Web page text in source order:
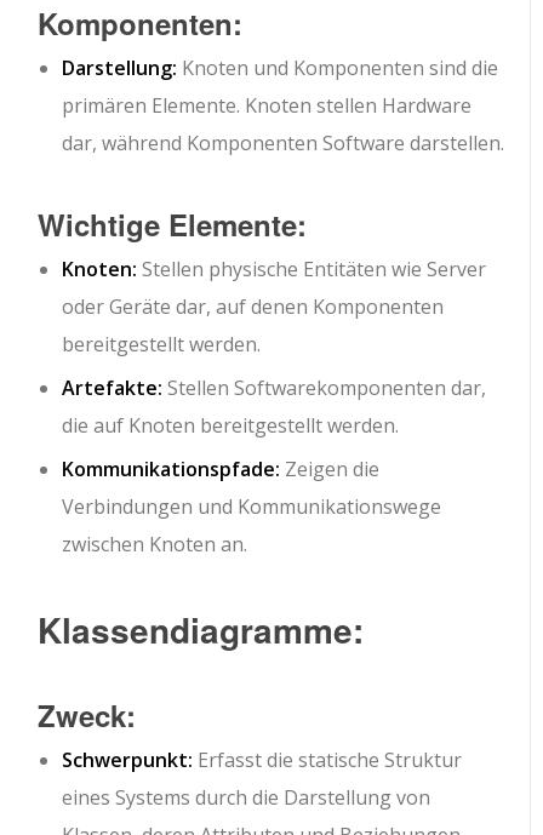
Komponenten:
Darstellung: Knoten und Komponenten sind die
primären Elemente. Knoten stellen Hardware
dar, während Komponenten Software darstellen.
Wichtige Elemente:
Knoten: Stellen physische Entitäten wie Server
oder Geräte dar, auf denen Komponenten
bereitgestellt werden.
Artefakte: Stellen Softwarekomponenten dar,
die auf Knoten bereitgestellt werden.
Kommunikationspfade: Zeigen die
Verbindungen und Kommunikationswege
zwischen Knoten an.
Klassendiagramme:
Zweck:
Schwerpunkt: Erfasst die statische Struktur
eines Systems durch die Darstellung von